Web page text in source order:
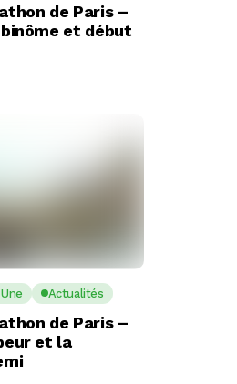
de Paris –
et début
Actualités
de Paris –
et la